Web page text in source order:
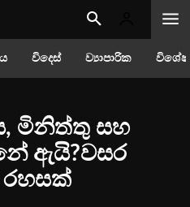
විදෙස් ව්‍යාපාරික
මිනිත්තු සහ
ඇයි?වසර
රහසක්